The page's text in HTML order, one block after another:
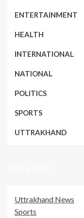
ENTERTAINMENT
HEALTH
INTERNATIONAL
NATIONAL
POLITICS
SPORTS
UTTRAKHAND
Uttrakhand News
Sports